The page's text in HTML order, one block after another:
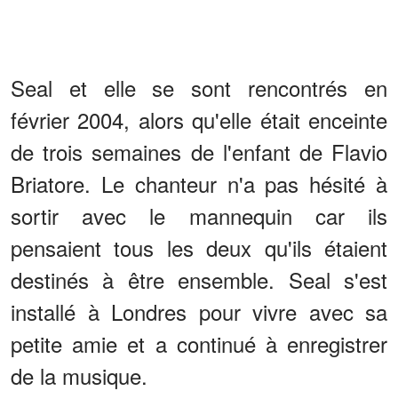
Seal et elle se sont rencontrés en
février 2004, alors qu'elle était enceinte
de trois semaines de l'enfant de Flavio
Briatore. Le chanteur n'a pas hésité à
sortir avec le mannequin car ils
pensaient tous les deux qu'ils étaient
destinés à être ensemble. Seal s'est
installé à Londres pour vivre avec sa
petite amie et a continué à enregistrer
de la musique.